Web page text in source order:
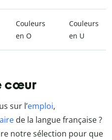
Couleurs
en O
Couleurs
en U
cœur
sur l’emploi,
de la langue française ?
notre sélection pour que